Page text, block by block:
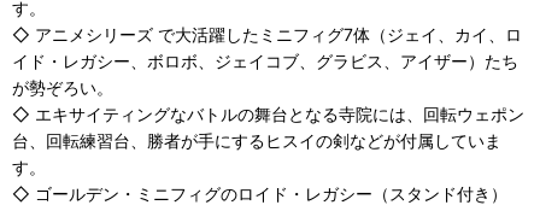
す。
◇ アニメシリーズ で大活躍したミニフィグ7体（ジェイ、カイ、ロ
イド・レガシー、ボロボ、ジェイコブ、グラビス、アイザー）たち
が勢ぞろい。
◇ エキサイティングなバトルの舞台となる寺院には、回転ウェポン
台、回転練習台、勝者が手にするヒスイの剣などが付属していま
す。
◇ ゴールデン・ミニフィグのロイド・レガシー（スタンド付き）